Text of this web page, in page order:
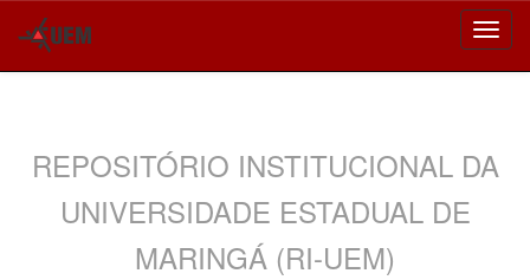
REPOSITÓRIO INSTITUCIONAL DA
UNIVERSIDADE ESTADUAL DE
MARINGÁ (RI-UEM)